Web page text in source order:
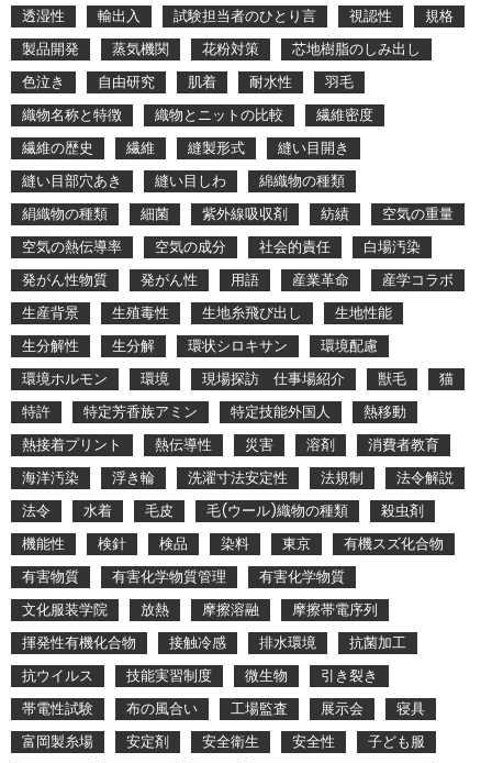
透湿性
輸出入 試験担当者のひとり言 視認性
規格
製品開発
蒸気機関 花粉対策
芯地樹脂のしみ出し
色泣き
自由研究 肌着 耐水性
羽毛
織物名称と特徴
織物とニットの比較
繊維密度
繊維の歴史
繊維 縫製形式
縫い目開き
縫い目部穴あき
縫い目しわ
綿織物の種類
絹織物の種類
細菌 紫外線吸収剤 紡績
空気の重量
空気の熱伝導率
空気の成分 社会的責任
白場汚染
発がん性物質
発がん性 用語 産業革命
産学コラボ
生産背景
生殖毒性 生地糸飛び出し
生地性能
生分解性
生分解 環状シロキサン
環境配慮
環境ホルモン
環境 現場探訪 仕事場紹介 獣毛
猫
特許
特定芳香族アミン 特定技能外国人
熱移動
熱接着プリント
熱伝導性 災害 溶剤
消費者教育
海洋汚染
浮き輪 洗濯寸法安定性 法規制
法令解説
法令
水着 毛皮 毛(ウール)織物の種類
殺虫剤
機能性
検針 検品 染料 東京
有機スズ化合物
有害物質
有害化学物質管理
有害化学物質
文化服装学院
放熱 摩擦溶融
摩擦帯電序列
揮発性有機化合物
接触冷感 排水環境
抗菌加工
抗ウイルス
技能実習制度 微生物
引き裂き
帯電性試験
布の風合い 工場監査 展示会
寝具
富岡製糸場
安定剤 安全衛生 安全性
子ども服